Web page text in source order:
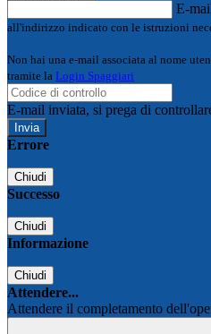
E-
all'indirizzo indicato con le istruzioni
Non hai una e-mail associata al nome
tramite la Login Spaggiari
E-mail inviata, si prega di
Errore
Chiudi
Successo
Chiudi
Informazione
Chiudi
Attendere...
Attendere il completamento